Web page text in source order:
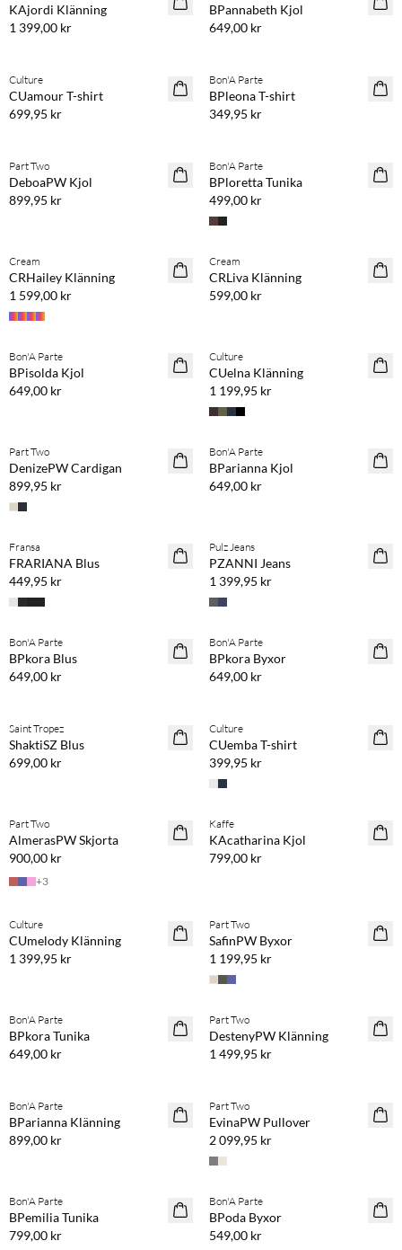
KAjordi Klänning
1 399,00 kr
BPannabeth Kjol
649,00 kr
NYHET
Culture
CUamour T-shirt
699,95 kr
NYHET
Bon'A Parte
BPleona T-shirt
349,95 kr
NYHET
Part Two
DeboaPW Kjol
899,95 kr
NYHET
Bon'A Parte
BPloretta Tunika
499,00 kr
NYHET
Cream
CRHailey Klänning
1 599,00 kr
NYHET
Köp min. 2 & spara 20 %
Cream
CRLiva Klänning
599,00 kr
NYHET
Köp min. 2 & spara 20 %
Bon'A Parte
BPisolda Kjol
649,00 kr
NYHET
Culture
CUelna Klänning
1 199,95 kr
NYHET
Part Two
DenizePW Cardigan
899,95 kr
NYHET
Köp min. 2 & spara 20 %
Bon'A Parte
BParianna Kjol
649,00 kr
NYHET
Köp min. 2 & spara 20 %
Fransa
FRARIANA Blus
449,95 kr
NYHET
Pulz Jeans
PZANNI Jeans
1 399,95 kr
NYHET
Köp min. 2 & spara 20 %
Bon'A Parte
BPkora Blus
649,00 kr
NYHET
Köp min. 2 & spara 20 %
Bon'A Parte
BPkora Byxor
649,00 kr
NYHET
Saint Tropez
ShaktiSZ Blus
699,00 kr
NYHET
Culture
CUemba T-shirt
399,95 kr
NYHET
Part Two
AlmerasPW Skjorta
900,00 kr
+3
NYHET
Köp min. 2 & spara 20 %
Kaffe
KAcatharina Kjol
799,00 kr
NYHET
Culture
CUmelody Klänning
1 399,95 kr
NYHET
Part Two
SafinPW Byxor
1 199,95 kr
NYHET
Bon'A Parte
BPkora Tunika
649,00 kr
NYHET
Köp min. 2 & spara 20 %
Part Two
DestenyPW Klänning
1 499,95 kr
NYHET
Bon'A Parte
BParianna Klänning
899,00 kr
NYHET
Part Two
EvinaPW Pullover
2 099,95 kr
NYHET
Bon'A Parte
BPemilia Tunika
799,00 kr
NYHET
Köp min. 2 & spara 20 %
Bon'A Parte
BPoda Byxor
549,00 kr